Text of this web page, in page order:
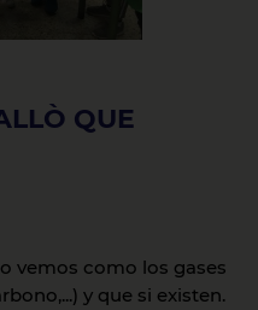
QUE
vemos como los gases
y que si existen.